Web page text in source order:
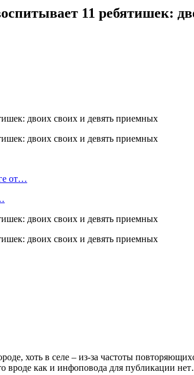
11 ребятишек:
от…
хоть в селе – из-за частоты
вроде как и инфоповода для